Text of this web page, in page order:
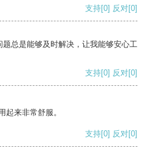
支持[0] 反对[0]
总是能够及时解决，让我能够安心工
支持[0] 反对[0]
起来非常舒服。
支持[0] 反对[0]